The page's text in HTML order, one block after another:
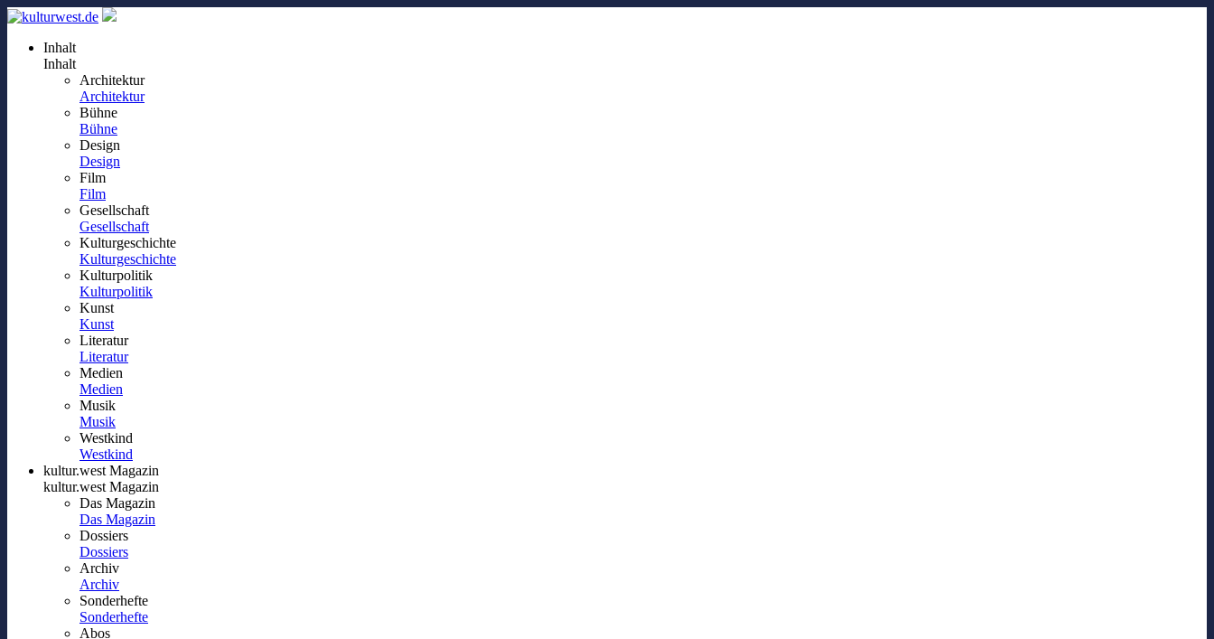
Inhalt
Inhalt
Architektur
Architektur
Bühne
Bühne
Design
Design
Film
Film
Gesellschaft
Gesellschaft
Kulturgeschichte
Kulturgeschichte
Kulturpolitik
Kulturpolitik
Kunst
Kunst
Literatur
Literatur
Medien
Medien
Musik
Musik
Westkind
Westkind
kultur.west Magazin
kultur.west Magazin
Das Magazin
Das Magazin
Dossiers
Dossiers
Archiv
Archiv
Sonderhefte
Sonderhefte
Abos